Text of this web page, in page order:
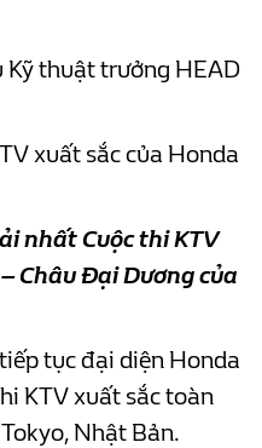
Kỹ thuật trưởng HEAD
xuất sắc của Honda
nhất Cuộc thi KTV
Châu Đại Dương của
tục đại diện Honda
KTV xuất sắc toàn
Nhật Bản.